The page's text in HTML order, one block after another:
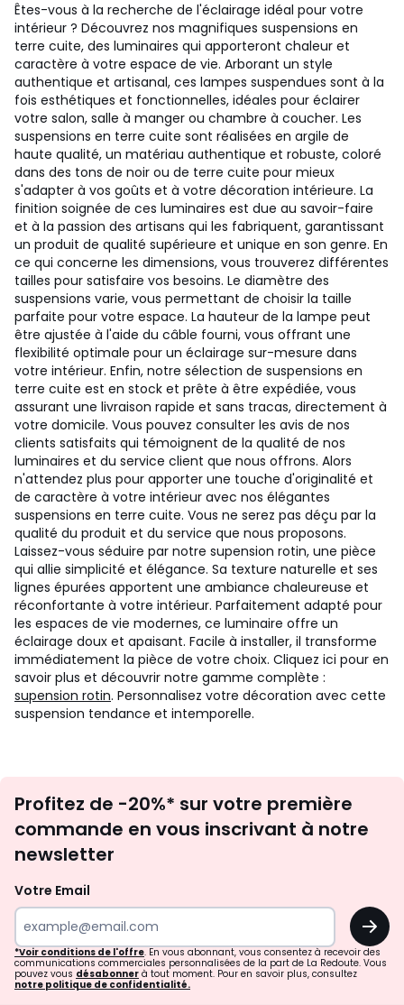
Êtes-vous à la recherche de l'éclairage idéal pour votre
intérieur ? Découvrez nos magnifiques suspensions en
terre cuite, des luminaires qui apporteront chaleur et
caractère à votre espace de vie. Arborant un style
authentique et artisanal, ces lampes suspendues sont à la
fois esthétiques et fonctionnelles, idéales pour éclairer
votre salon, salle à manger ou chambre à coucher. Les
suspensions en terre cuite sont réalisées en argile de
haute qualité, un matériau authentique et robuste, coloré
dans des tons de noir ou de terre cuite pour mieux
s'adapter à vos goûts et à votre décoration intérieure. La
finition soignée de ces luminaires est due au savoir-faire
et à la passion des artisans qui les fabriquent, garantissant
un produit de qualité supérieure et unique en son genre. En
ce qui concerne les dimensions, vous trouverez différentes
tailles pour satisfaire vos besoins. Le diamètre des
suspensions varie, vous permettant de choisir la taille
parfaite pour votre espace. La hauteur de la lampe peut
être ajustée à l'aide du câble fourni, vous offrant une
flexibilité optimale pour un éclairage sur-mesure dans
votre intérieur. Enfin, notre sélection de suspensions en
terre cuite est en stock et prête à être expédiée, vous
assurant une livraison rapide et sans tracas, directement à
votre domicile. Vous pouvez consulter les avis de nos
clients satisfaits qui témoignent de la qualité de nos
luminaires et du service client que nous offrons. Alors
n'attendez plus pour apporter une touche d'originalité et
de caractère à votre intérieur avec nos élégantes
suspensions en terre cuite. Vous ne serez pas déçu par la
qualité du produit et du service que nous proposons.
Laissez-vous séduire par notre supension rotin, une pièce
qui allie simplicité et élégance. Sa texture naturelle et ses
lignes épurées apportent une ambiance chaleureuse et
réconfortante à votre intérieur. Parfaitement adapté pour
les espaces de vie modernes, ce luminaire offre un
éclairage doux et apaisant. Facile à installer, il transforme
immédiatement la pièce de votre choix. Cliquez ici pour en
savoir plus et découvrir notre gamme complète :
supension rotin. Personnalisez votre décoration avec cette
suspension tendance et intemporelle.
newsletter
Profitez de -20%* sur votre première
commande en vous inscrivant à notre
newsletter
Votre Email
OK
*Voir conditions de l'offre. En vous abonnant, vous consentez à recevoir des
communications commerciales personnalisées de la part de La Redoute. Vous
pouvez vous désabonner à tout moment. Pour en savoir plus, consultez
notre politique de confidentialité.